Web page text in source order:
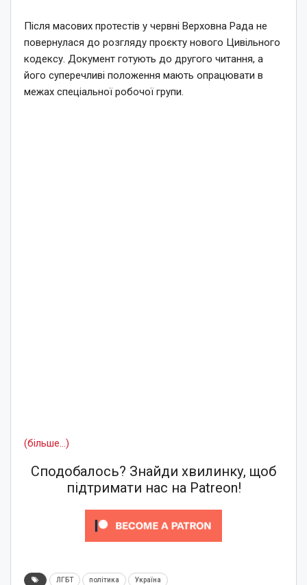
Після масових протестів у червні Верховна Рада не
повернулася до розгляду проєкту нового Цивільного
кодексу. Документ готують до другого читання, а
його суперечливі положення мають опрацювати в
межах спеціальної робочої групи.
(більше…)
Сподобалось? Знайди хвилинку, щоб
підтримати нас на Patreon!
ЛГБТ політика Україна